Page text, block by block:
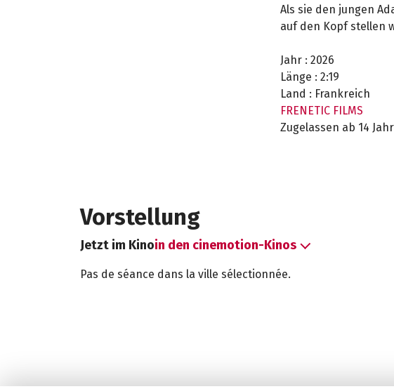
Als sie den jungen
auf den Kopf stellen
Jahr : 2026
Länge : 2:19
Land : Frankreich
FRENETIC FILMS
Zugelassen ab 14
Vorstellung
Jetzt im Kinoin den cinemotion-Kinos
Pas de séance dans la ville sélectionnée.